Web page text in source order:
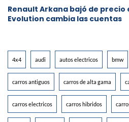
Renault Arkana bajó de precio
Evolution cambia las cuentas
4x4 audi autos electricos bmw
carros antiguos carros de alta gama
carros electricos carros hibridos